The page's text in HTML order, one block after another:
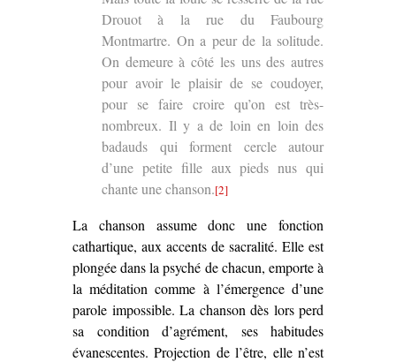
Drouot à la rue du Faubourg
Montmartre. On a peur de la solitude.
On demeure à côté les uns des autres
pour avoir le plaisir de se coudoyer,
pour se faire croire qu’on est très-
nombreux. Il y a de loin en loin des
badauds qui forment cercle autour
d’une petite fille aux pieds nus qui
chante une chanson.[2]
La chanson assume donc une fonction
cathartique, aux accents de sacralité. Elle est
plongée dans la psyché de chacun, emporte à
la méditation comme à l’émergence d’une
parole impossible. La chanson dès lors perd
sa condition d’agrément, ses habitudes
évanescentes. Projection de l’être, elle n’est